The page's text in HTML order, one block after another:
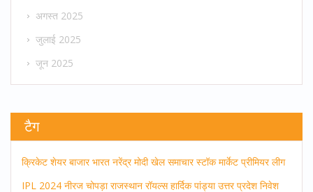
अगस्त 2025
जुलाई 2025
जून 2025
टैग
क्रिकेट शेयर बाजार भारत नरेंद्र मोदी खेल समाचार स्टॉक मार्केट प्रीमियर लीग
IPL 2024 नीरज चोपड़ा राजस्थान रॉयल्स हार्दिक पांड्या उत्तर प्रदेश निवेश